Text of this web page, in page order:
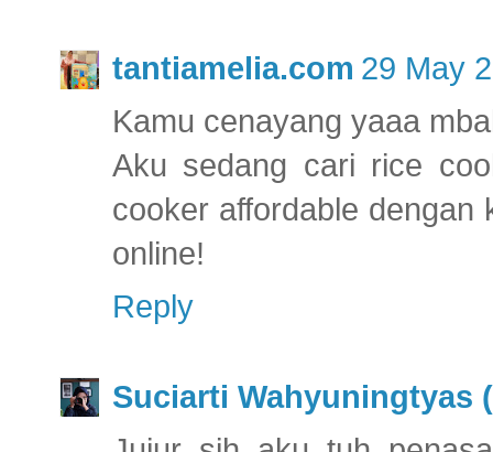
tantiamelia.com 29 May
Kamu cenayang yaaa
Aku sedang cari rice
cooker affordable dengan
online!
Reply
Suciarti Wahyuningtyas